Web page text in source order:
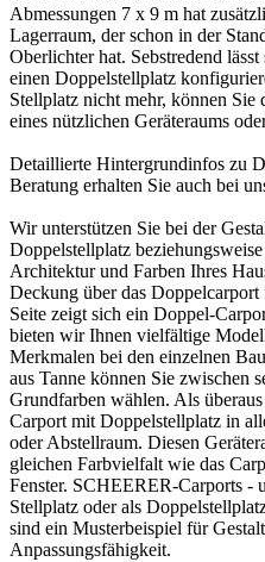
Abmessungen 7 x 9 m hat
Lagerraum, der schon in der
Oberlichter hat. Sebstredend
einen Doppelstellplatz
Stellplatz nicht mehr, können
eines nützlichen Geräteraums
Detaillierte Hintergrundinfos zu
Beratung erhalten Sie auch bei
Wir unterstützen Sie bei der
Doppelstellplatz
Architektur und Farben Ihres
Deckung über das Doppelcarport
Seite zeigt sich ein Doppel-
bieten wir Ihnen vielfältige
Merkmalen bei den einzelnen
aus Tanne können Sie zwischen
Grundfarben wählen. Als
Carport mit Doppelstellplatz in
oder Abstellraum. Diesen
gleichen Farbvielfalt wie das
Fenster. SCHEERER-Carports -
Stellplatz oder als
sind ein Musterbeispiel für
Anpassungsfähigkeit.